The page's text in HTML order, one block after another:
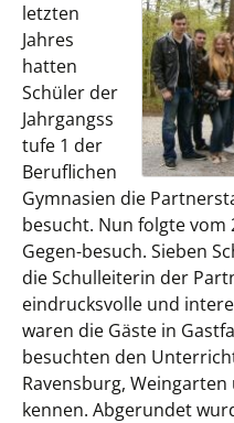
letzten
Jahres
hatten
Schüler der
Jahrgangss
tufe 1 der
Beruflichen
Gymnasien die
besucht. Nun folgte vom
Gegen-besuch. Sieben
die Schulleiterin der
eindrucksvolle und
waren die Gäste in
besuchten den
Ravensburg,
kennen. Abgerundet